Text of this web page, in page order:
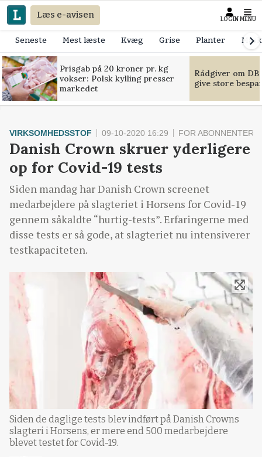
Læs e-avisen LOGIN MENU
Seneste Mest læste Kvæg Grise Planter
Prisgab på 20 kroner pr. kg
vokser: Polsk kylling presser
markedet
Rådgiver om
give store
VIRKSOMHEDSSTOF 09-10-2020 16:29 FOR ABONNENTER
Danish Crown skruer yderligere
op for Covid-19 tests
Siden mandag har Danish Crown screenet
medarbejdere på slagteriet i Horsens for Covid-19
gennem såkaldte “hurtig-tests”. Erfaringerne med
disse tests er så gode, at slagteriet nu intensiverer
testkapaciteten.
Siden de daglige tests blev indført på Danish Crowns
slagteri i Horsens, er mere end 500 medarbejdere
blevet testet for Covid-19.